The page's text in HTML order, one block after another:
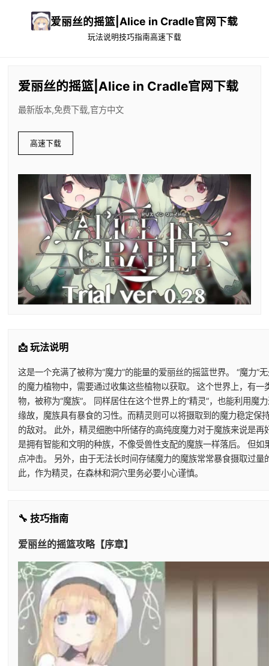
爱丽丝的摇篮|Alice in Cradle官网下载
玩法说明技巧指南高速下载
爱丽丝的摇篮|Alice in Cradle官网下载
最新版本,免费下载,官方中文
高速下载
📩 玩法说明
这是一个充满了被称为“魔力”的能量的爱丽丝的摇篮世界。 “魔力
的魔力植物中，需要通过收集这些植物以获取。 这个世界上，有
物，被称为“魔族”。 同样居住在这个世界上的“精灵”，也能利用
缘故，魔族具有暴食的习性。而精灵则可以将摄取到的魔力稳定
的敌对。 此外，精灵细胞中所储存的高纯度魔力对于魔族来说是
是拥有智能和文明的种族，不像受兽性支配的魔族一样落后。 但
点冲击。 另外，由于无法长时间存储魔力的魔族常常暴食摄取过
此，作为精灵，在森林和洞穴里务必要小心谨慎。
🔧 技巧指南
爱丽丝的摇篮攻略【序章】